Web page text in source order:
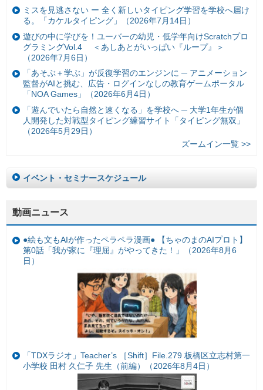
ミスを見逃さない ー 全く新しいタイピング学習を学校へ届け
る。「カケルタイピング」（2026年7月14日）
遊びの中に学びを！ユーバーの幼児・低学年向けScratchプロ
グラミングVol.4 ＜あしあとがいっぱい『ループ』＞
（2026年7月6日）
「あそぶ＋学ぶ」が反復学習のエンジンに ─ アニメーション
監督がAIと挑む、広告・ログインなしの教育ゲームポータル
「NOA Games」（2026年6月4日）
「遊んでいたら自然と速くなる」を学校へ ─ 大学1年生が個
人開発した対戦型タイピング練習サイト「タイピング無双」
（2026年5月29日）
ズームイン一覧 >>
イベント・セミナースケジュール
動画ニュース
●絵も文もAIが作ったペラペラ漫画● 【ちゃのまのAIプロト】
第0話「我が家に『理屈』がやってきた！」（2026年8月6
日）
「TDXラジオ」Teacher’s ［Shift］File.279 板橋区立志村第一
小学校 田村 久仁子 先生（前編）（2026年8月4日）